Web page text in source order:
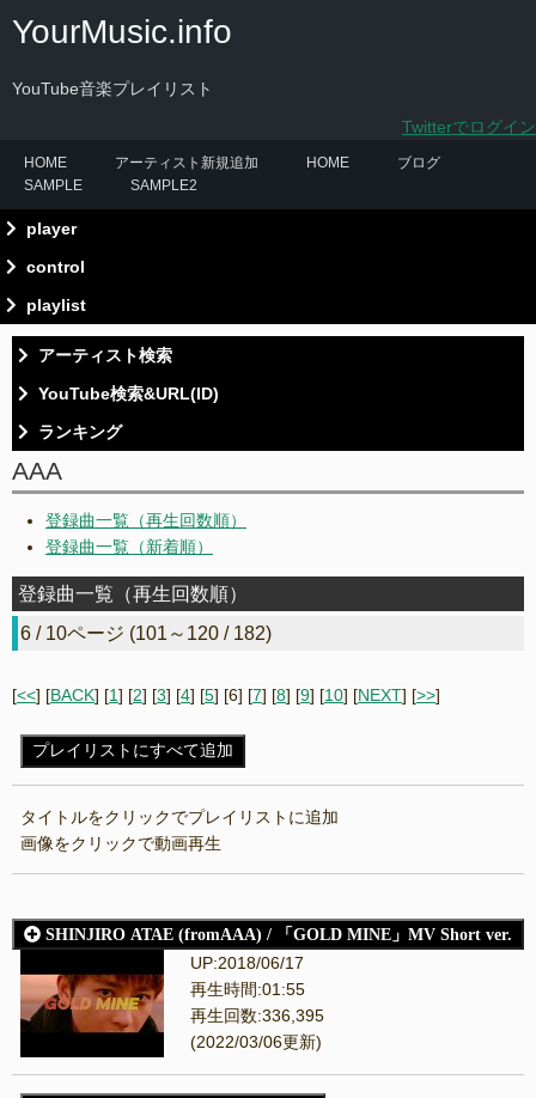
YourMusic.info
YouTube音楽プレイリスト
Twitterでログイン
HOME アーティスト新規追加 HOME
ブログ
SAMPLE
SAMPLE2
player
control
.[setting]
playlist
アーティスト検索
YouTube検索&URL(ID)
ランキング
再生回数ランキング（アーティスト）
再生回数ランキング（全曲）
AAA
登録曲一覧（再生回数順）
登録曲一覧（新着順）
登録曲一覧（再生回数順）
6 / 10ページ (101～120 / 182)
[<<] [BACK] [1] [2] [3] [4] [5] [6] [7] [8] [9] [10] [NEXT] [>>]
プレイリストにすべて追加
タイトルをクリックでプレイリストに追加
画像をクリックで動画再生
SHINJIRO ATAE (fromAAA) / 「GOLD MINE」MV Short ver.
UP:2018/06/17
再生時間:01:55
再生回数:336,395
(2022/03/06更新)